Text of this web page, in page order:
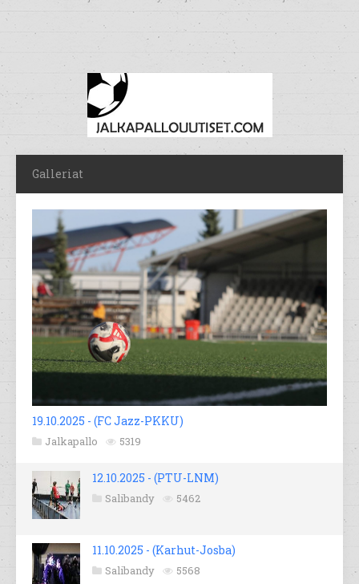
Galleriat
19.10.2025 - (FC Jazz-PKKU)
Jalkapallo 5319
12.10.2025 - (PTU-LNM)
Salibandy 5462
11.10.2025 - (Karhut-Josba)
Salibandy 5568